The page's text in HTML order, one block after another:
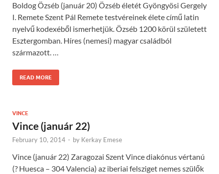
Boldog Özséb (január 20) Özséb életét Gyöngyösi Gergely
I. Remete Szent Pál Remete testvéreinek élete című latin
nyelvű kodexéből ismerhetjük. Özséb 1200 körül született
Esztergomban. Híres (nemesi) magyar családból
származott. …
READ MORE
VINCE
Vince (január 22)
February 10, 2014 - by Kerkay Emese
Vince (január 22) Zaragozai Szent Vince diakónus vértanú
(? Huesca – 304 Valencia) az iberiai felsziget nemes szülők